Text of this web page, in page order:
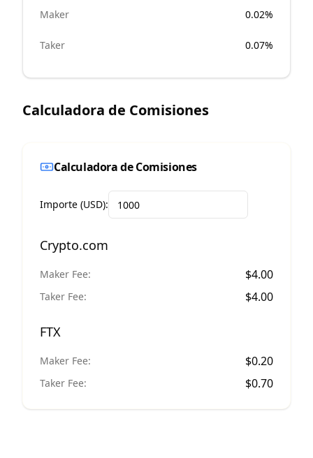
Maker 0.02%
Taker 0.07%
Calculadora de Comisiones
Calculadora de Comisiones
Importe (USD):
Crypto.com
Maker Fee: $4.00
Taker Fee: $4.00
FTX
Maker Fee: $0.20
Taker Fee: $0.70